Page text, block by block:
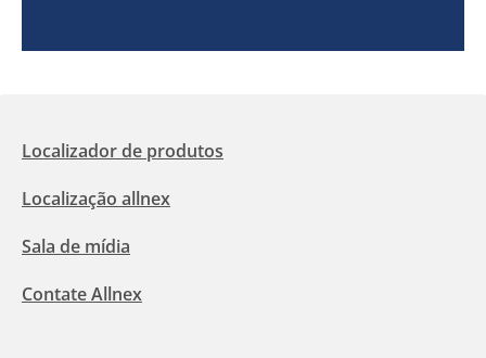
Localizador de produtos
Localização allnex
Sala de mídia
Contate Allnex